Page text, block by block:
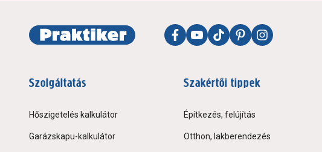
Szolgáltatás
Hőszigetelés kalkulátor
Garázskapu-kalkulátor
Szakértői tippek
Építkezés, felújítás
Otthon, lakberendezés